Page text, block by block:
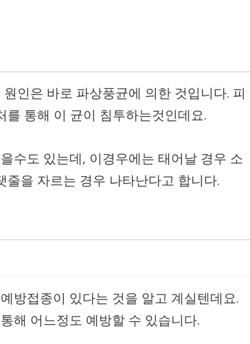
인은 바로 파상풍균에 의한 것입니다. 피
통해 이 균이 침투하는것인데요.
수도 있는데, 이경우에는 태어날 경우 소
을 자르는 경우 나타난다고 합니다.
방접종이 있다는 것을 알고 계실텐데요.
해 어느정도 예방할 수 있습니다.